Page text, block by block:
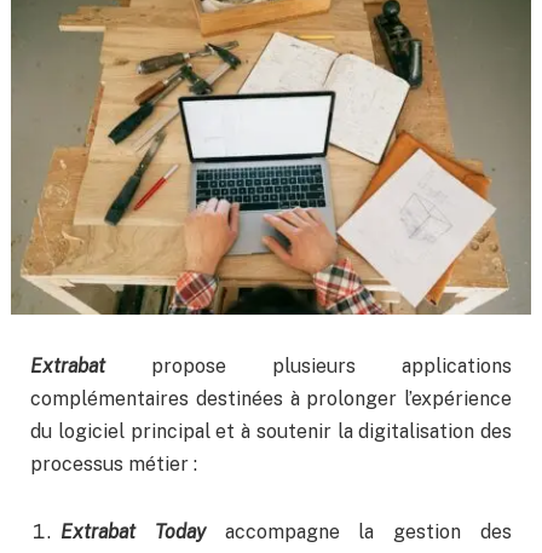
Extrabat
propose plusieurs applications
complémentaires destinées à prolonger l’expérience
du logiciel principal et à soutenir la digitalisation des
processus métier :
Extrabat Todayaccompagne la gestion des